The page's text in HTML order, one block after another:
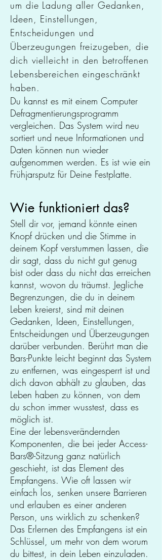
um die Ladung aller Gedanken,
Ideen, Einstellungen,
Entscheidungen und
Überzeugungen freizugeben, die
dich vielleicht in den betroffenen
Lebensbereichen eingeschränkt
haben.
Du kannst es mit einem Computer
Defragmentierungsprogramm
vergleichen. Das System wird neu
sortiert und neue Informationen und
Daten können nun wieder
aufgenommen werden. Es ist wie ein
Frühjarsputz für Deine Festplatte.
Wie funktioniert das?
Stell dir vor, jemand könnte einen
Knopf drücken und die Stimme in
deinem Kopf verstummen lassen, die
dir sagt, dass du nicht gut genug
bist oder dass du nicht das erreichen
kannst, wovon du träumst. Jegliche
Begrenzungen, die du in deinem
Leben kreierst, sind mit deinen
Gedanken, Ideen, Einstellungen,
Entscheidungen und Überzeugungen
darüber verbunden. Berührt man die
Bars-Punkte leicht beginnt das System
zu entfernen, was eingesperrt ist und
dich davon abhält zu glauben, das
Leben haben zu können, von dem
du schon immer wusstest, dass es
möglich ist.
Eine der lebensverändernden
Komponenten, die bei jeder Access-
Bars®-Sitzung ganz natürlich
geschieht, ist das Element des
Empfangens. Wie oft lassen wir
einfach los, senken unsere Barrieren
und erlauben es einer anderen
Person, uns wirklich zu schenken?
Das Erlernen des Empfangens ist ein
Schlüssel, um mehr von dem worum
du bittest, in dein Leben einzuladen.